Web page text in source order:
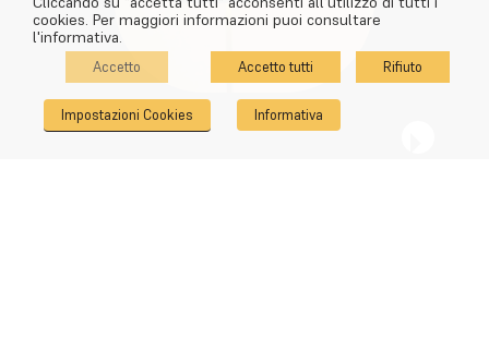
cookies. Per maggiori informazioni puoi consultare
l'informativa.
Accetto Accetto tutti Rifiuto
Impostazioni Cookies Informativa